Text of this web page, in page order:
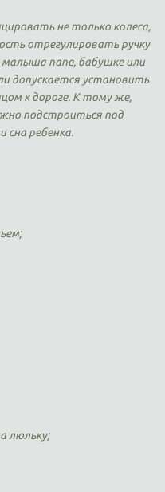
не только колеса,
отрегулировать ручку
папе, бабушке или
допускается установить
к дороге. К тому же,
подстроиться под
ребенка.
люльку;